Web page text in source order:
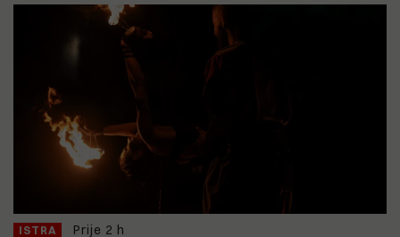
ISTRA Prije 2 h